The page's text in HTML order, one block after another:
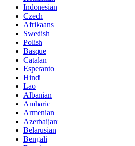
Indonesian
Czech
Afrikaans
Swedish
Polish
Basque
Catalan
Esperanto
Hindi
Lao
Albanian
Amharic
Armenian
Azerbaijani
Belarusian
Bengali